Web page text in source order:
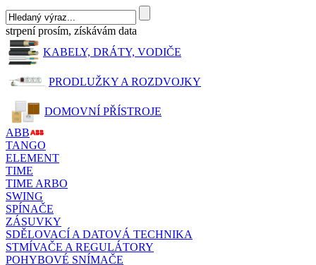
strpení prosím, získávám data
KABELY, DRÁTY, VODIČE
PRODLUŽKY A ROZDVOJKY
DOMOVNÍ PŘÍSTROJE
ABB
TANGO
ELEMENT
TIME
TIME ARBO
SWING
SPÍNAČE
ZÁSUVKY
SDĚLOVACÍ A DATOVÁ TECHNIKA
STMÍVAČE A REGULÁTORY
POHYBOVÉ SNÍMAČE